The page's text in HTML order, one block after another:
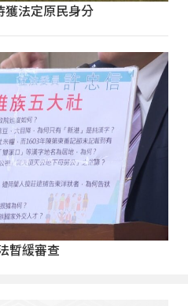
獲法定原民身分
暫緩審查